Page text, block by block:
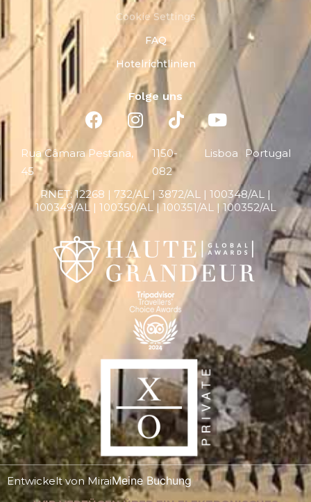
Cookie Settings
FAQ
Hotelrichtlinien
Folge uns
Rua Câmara Pestana,
45
1150-
082
Lisboa Portugal
RNET:12268 | 732/AL | 3872/AL | 100348/AL |
100349/AL | 100350/AL | 100351/AL | 100352/AL
Entwickelt von MiraiMeine Buchung